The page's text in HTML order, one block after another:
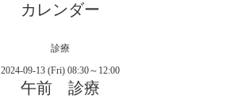
カレンダー
診療
2024-09-13 (Fri) 08:30～12:00
午前 診療